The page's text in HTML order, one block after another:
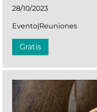
28/10/2023
Evento|Reuniones
Gratis